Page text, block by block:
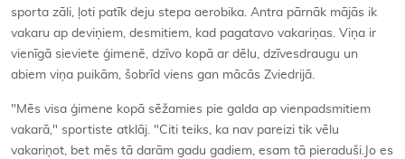
sporta zāli, ļoti patīk deju stepa aerobika. Antra pārnāk mājās ik
vakaru ap deviņiem, desmitiem, kad pagatavo vakariņas. Viņa ir
vienīgā sieviete ģimenē, dzīvo kopā ar dēlu, dzīvesdraugu un
abiem viņa puikām, šobrīd viens gan mācās Zviedrijā.
"Mēs visa ģimene kopā sēžamies pie galda ap vienpadsmitiem
vakarā," sportiste atklāj. "Citi teiks, ka nav pareizi tik vēlu
vakariņot, bet mēs tā darām gadu gadiem, esam tā pieraduši.Jo es